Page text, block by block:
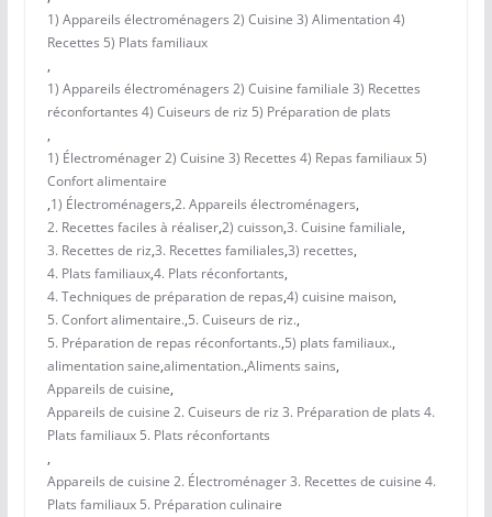
1) Appareils électroménagers 2) Cuisine 3) Alimentation 4)
Recettes 5) Plats familiaux
,
1) Appareils électroménagers 2) Cuisine familiale 3) Recettes
réconfortantes 4) Cuiseurs de riz 5) Préparation de plats
,
1) Électroménager 2) Cuisine 3) Recettes 4) Repas familiaux 5)
Confort alimentaire
,1) Électroménagers,2. Appareils électroménagers,
2. Recettes faciles à réaliser,2) cuisson,3. Cuisine familiale,
3. Recettes de riz,3. Recettes familiales,3) recettes,
4. Plats familiaux,4. Plats réconfortants,
4. Techniques de préparation de repas,4) cuisine maison,
5. Confort alimentaire.,5. Cuiseurs de riz.,
5. Préparation de repas réconfortants.,5) plats familiaux.,
alimentation saine,alimentation.,Aliments sains,
Appareils de cuisine,
Appareils de cuisine 2. Cuiseurs de riz 3. Préparation de plats 4.
Plats familiaux 5. Plats réconfortants
,
Appareils de cuisine 2. Électroménager 3. Recettes de cuisine 4.
Plats familiaux 5. Préparation culinaire